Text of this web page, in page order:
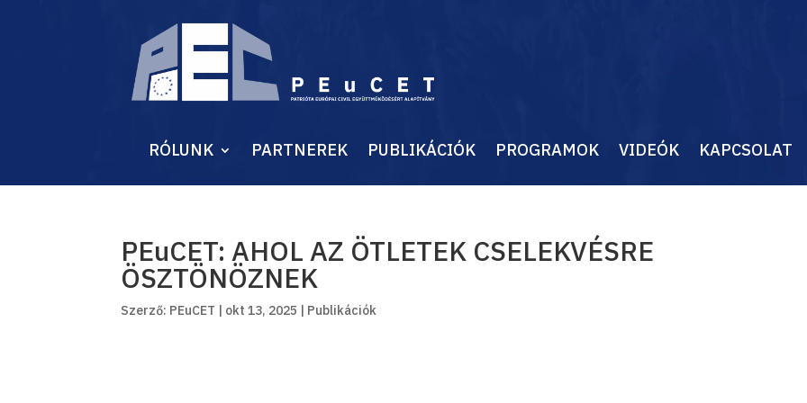
RÓLUNK PARTNEREK PUBLIKÁCIÓK PROGRAMOK VIDEÓK KAPCSOLAT
PEuCET: AHOL AZ ÖTLETEK CSELEKVÉSRE
ÖSZTÖNÖZNEK
Szerző: PEuCET | okt 13, 2025 | Publikációk